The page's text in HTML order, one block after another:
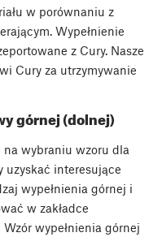
w porównaniu z
Wypełnienie
z Cury. Nasze
Cury za utrzymywanie
górnej (dolnej)
na wybraniu wzoru dla
uzyskać interesujące
wypełnienia górnej i
w zakładce
wypełnienia górnej